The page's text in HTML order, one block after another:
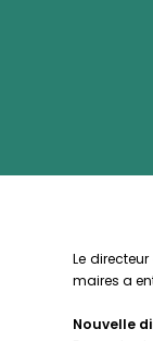
Le
maires a
Nouvelle